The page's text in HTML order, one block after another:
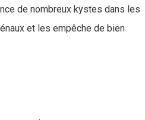
de nombreux kystes dans les
et les empêche de bien